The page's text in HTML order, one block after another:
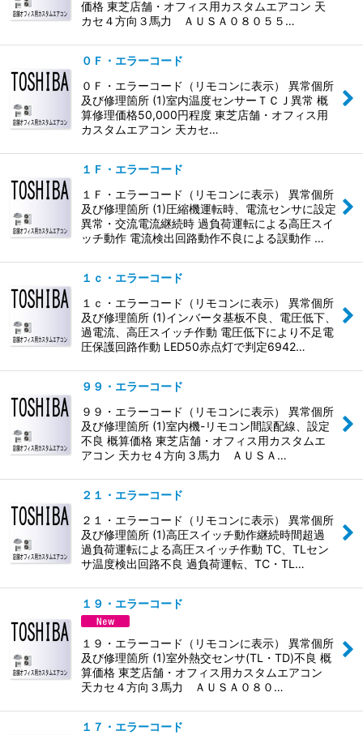
価格 東芝店舗・オフィス用カスタムエアコン 天
カセ４方向３馬力 ＡＵＳＡ０８０５５…
０Ｆ・エラーコード
０Ｆ・エラーコード（リモコンに表示） 異常個所
及び修理箇所 (1)室内温度センサーＴＣＪ異常 概
算修理価格50,000円程度 東芝店舗・オフィス用
カスタムエアコン 天カセ…
１Ｆ・エラーコード
１Ｆ・エラーコード（リモコンに表示） 異常個所
及び修理箇所 (1)圧縮機運転時、電流センサに設定
異常・交流電流継続時 過負荷運転による高圧スイ
ッチ動作 電流検出回路動作不良による誤動作 …
１ｃ・エラーコード
１ｃ・エラーコード（リモコンに表示） 異常個所
及び修理箇所 (1)インバータ基板不良、電圧低下、
過電流、高圧スイッチ作動 電圧低下により不足電
圧保護回路作動 LED50赤点灯で判定6942…
９９・エラーコード
９９・エラーコード（リモコンに表示） 異常個所
及び修理箇所 (1)室内機-リモコン間誤配線、設定
不良 概算価格 東芝店舗・オフィス用カスタムエ
アコン 天カセ４方向３馬力 ＡＵＳＡ…
２１・エラーコード
２１・エラーコード（リモコンに表示） 異常個所
及び修理箇所 (1)高圧スイッチ動作継続時間超過
過負荷運転による高圧スイッチ作動 TC、TLセン
サ温度検出回路不良 過負荷運転、TC・TL…
１９・エラーコード
１９・エラーコード（リモコンに表示） 異常個所
及び修理箇所 (1)室外熱交センサ(TL・TD)不良 概
算価格 東芝店舗・オフィス用カスタムエアコン
天カセ４方向３馬力 ＡＵＳＡ０８０…
１７・エラーコード